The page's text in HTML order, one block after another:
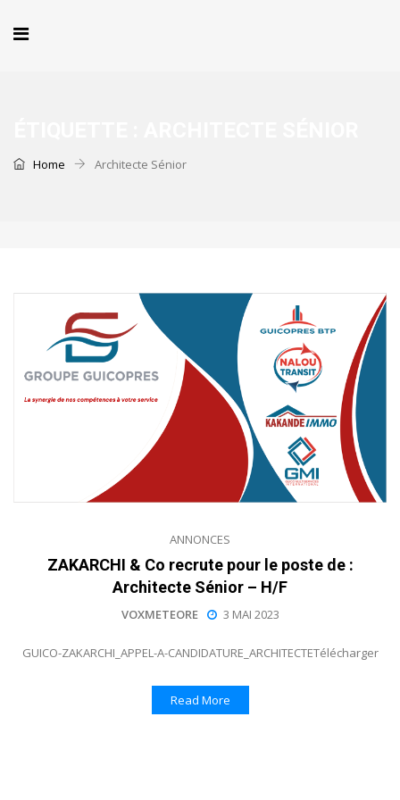
Home Architecte Sénior
ANNONCES
ZAKARCHI & Co recrute pour le poste de :
Architecte Sénior – H/F
VOXMETEORE 3 MAI 2023
GUICO-ZAKARCHI_APPEL-A-CANDIDATURE_ARCHITECTETélécharger
Read More